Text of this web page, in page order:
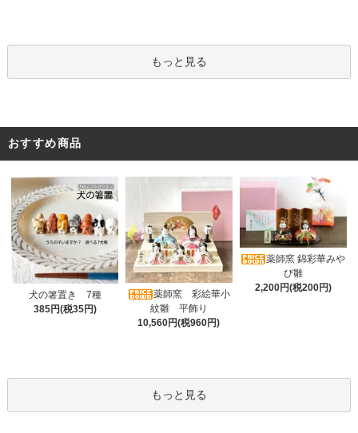
もっと見る
おすすめ商品
犬の箸置き 7種
385円(税35円)
薬師窯 彩絵華小
紋雛 平飾り
10,560円(税960円)
薬師窯 錦彩華みや
び雛
2,200円(税200円)
もっと見る